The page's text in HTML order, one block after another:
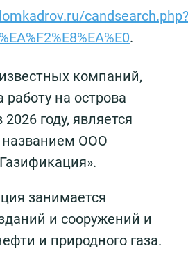
candsearch.php?
.
компаний,
на острова
году, является
названием ООО
занимается
и сооружений и
и природного газа.